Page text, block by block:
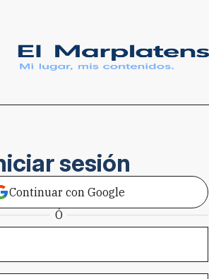
sesión
Continuar con Google
Ó